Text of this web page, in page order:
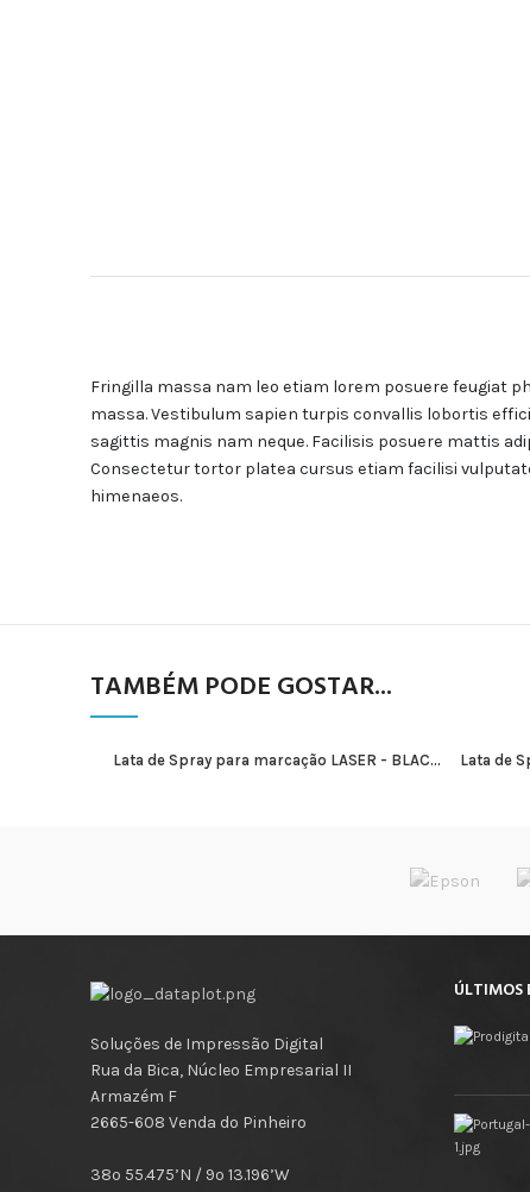
Fringilla massa nam leo etiam lorem posuere feugiat
massa. Vestibulum sapien turpis convallis lobortis
sagittis magnis nam neque. Facilisis posuere mattis
Consectetur tortor platea cursus etiam facilisi
himenaeos.
TAMBÉM PODE GOSTAR...
Lata de Spray para marcação LASER - BLAC... Lata de
Soluções de Impressão Digital
Rua da Bica, Núcleo Empresarial II
Armazém F
2665-608 Venda do Pinheiro
38º 55.475’N / 9º 13.196’W
ÚLTIMOS